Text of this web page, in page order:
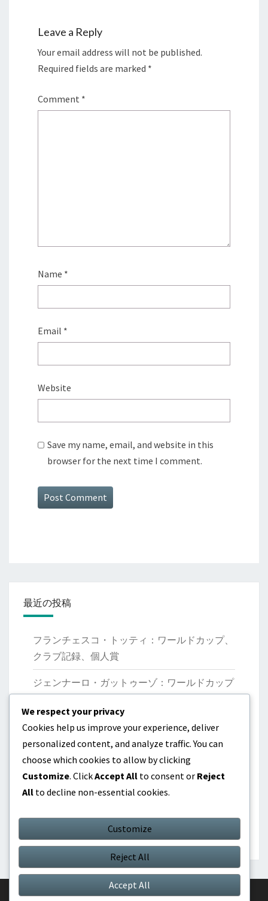
Leave a Reply
Your email address will not be published.
Required fields are marked *
Comment *
Name *
Email *
Website
Save my name, email, and website in this
browser for the next time I comment.
最近の投稿
フランチェスコ・トッティ：ワールドカップ、
クラブ記録、個人賞
ジェンナーロ・ガットゥーゾ：ワールドカップ
マルコ・ヴェッラッティ：国際大会、貢献、パ
フォーマンス
ジャンルイジ・ブッフォン：起源、初期のキャ
リア、個人的な業績
© 2026|Proudly Powered byWordPress |Theme:Nisarg
We respect your privacy
Cookies help us improve your experience, deliver
personalized content, and analyze traffic. You can
choose which cookies to allow by clicking
Customize. ClickAccept All to consent or Reject
All to decline non-essential cookies.
Customize
Reject All
Accept All